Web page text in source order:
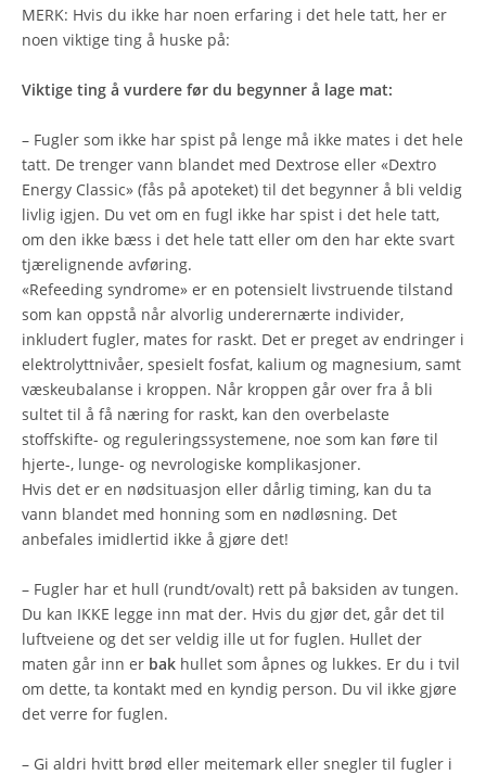
MERK: Hvis du ikke har noen erfaring i det hele tatt, her er
noen viktige ting å huske på:
Viktige ting å vurdere før du begynner å lage mat:
– Fugler som ikke har spist på lenge må ikke mates i det hele
tatt. De trenger vann blandet med Dextrose eller «Dextro
Energy Classic» (fås på apoteket) til det begynner å bli veldig
livlig igjen. Du vet om en fugl ikke har spist i det hele tatt,
om den ikke bæss i det hele tatt eller om den har ekte svart
tjærelignende avføring.
«Refeeding syndrome» er en potensielt livstruende tilstand
som kan oppstå når alvorlig underernærte individer,
inkludert fugler, mates for raskt. Det er preget av endringer i
elektrolyttnivåer, spesielt fosfat, kalium og magnesium, samt
væskeubalanse i kroppen. Når kroppen går over fra å bli
sultet til å få næring for raskt, kan den overbelaste
stoffskifte- og reguleringssystemene, noe som kan føre til
hjerte-, lunge- og nevrologiske komplikasjoner.
Hvis det er en nødsituasjon eller dårlig timing, kan du ta
vann blandet med honning som en nødløsning. Det
anbefales imidlertid ikke å gjøre det!
– Fugler har et hull (rundt/ovalt) rett på baksiden av tungen.
Du kan IKKE legge inn mat der. Hvis du gjør det, går det til
luftveiene og det ser veldig ille ut for fuglen. Hullet der
maten går inn er bak hullet som åpnes og lukkes. Er du i tvil
om dette, ta kontakt med en kyndig person. Du vil ikke gjøre
det verre for fuglen.
– Gi aldri hvitt brød eller meitemark eller snegler til fugler i